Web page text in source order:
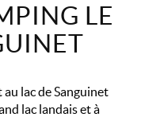
LE
lac de Sanguinet
lac landais et à